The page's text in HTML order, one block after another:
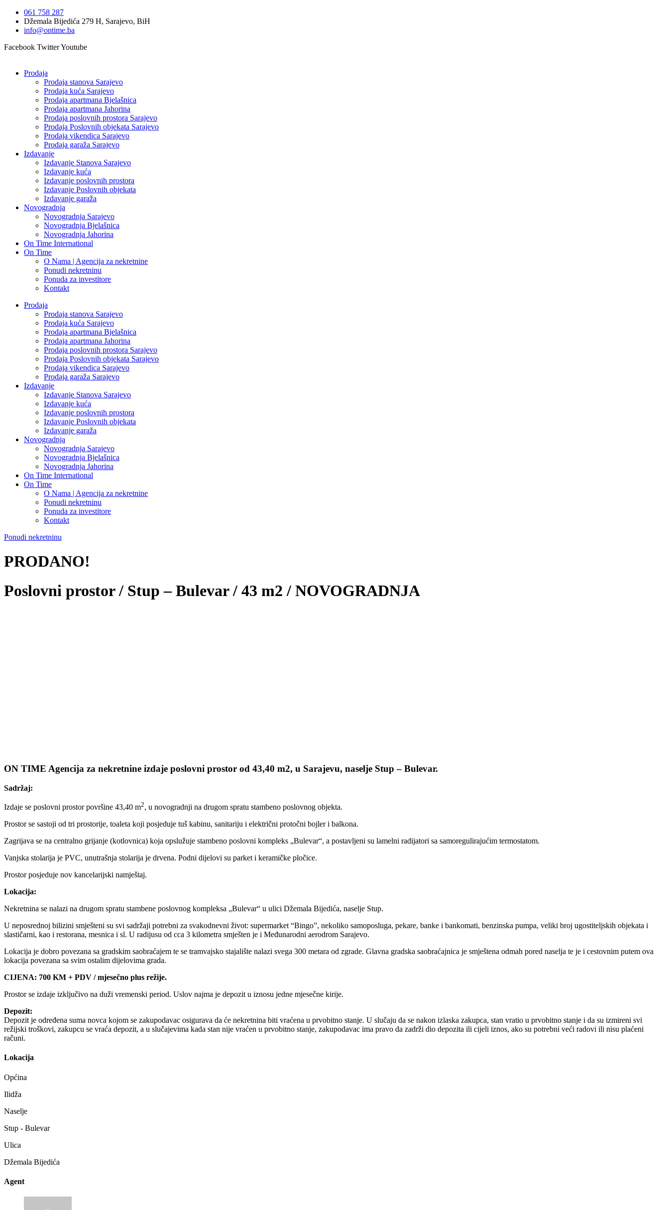
sadržaj
061 758 287
Džemala Bijedića 279 H, Sarajevo, BiH
info@ontime.ba
Facebook TwitterYoutube
Prodaja
Prodaja stanova Sarajevo
Prodaja kuća Sarajevo
Prodaja apartmana Bjelašnica
Prodaja apartmana Jahorina
Prodaja poslovnih prostora Sarajevo
Prodaja Poslovnih objekata Sarajevo
Prodaja vikendica Sarajevo
Prodaja garaža Sarajevo
Izdavanje
Izdavanje Stanova Sarajevo
Izdavanje kuća
Izdavanje poslovnih prostora
Izdavanje Poslovnih objekata
Izdavanje garaža
Novogradnja
Novogradnja Sarajevo
Novogradnja Bjelašnica
Novogradnja Jahorina
On Time International
On Time
O Nama | Agencija za nekretnine
Ponudi nekretninu
Ponuda za investitore
Kontakt
Prodaja
Prodaja stanova Sarajevo
Prodaja kuća Sarajevo
Prodaja apartmana Bjelašnica
Prodaja apartmana Jahorina
Prodaja poslovnih prostora Sarajevo
Prodaja Poslovnih objekata Sarajevo
Prodaja vikendica Sarajevo
Prodaja garaža Sarajevo
Izdavanje
Izdavanje Stanova Sarajevo
Izdavanje kuća
Izdavanje poslovnih prostora
Izdavanje Poslovnih objekata
Izdavanje garaža
Novogradnja
Novogradnja Sarajevo
Novogradnja Bjelašnica
Novogradnja Jahorina
On Time International
On Time
O Nama | Agencija za nekretnine
Ponudi nekretninu
Ponuda za investitore
Kontakt
Ponudi nekretninu
PRODANO!
Poslovni prostor / Stup – Bulevar / 43 m2 / NOVOGRADNJA
ON TIME Agencija za nekretnine izdaje poslovni prostor od 43,40 m2, u Sarajevu, naselje Stup – Bulevar.
Sadržaj:
Izdaje se poslovni prostor površine 43,40 m2, u novogradnji na drugom spratu stambeno poslovnog objekta.
Prostor se sastoji od tri prostorije, toaleta koji posjeduje tuš kabinu, sanitariju i električni protočni bojler i balkona.
Zagrijava se na centralno grijanje (kotlovnica) koja opslužuje stambeno poslovni kompleks „Bulevar“, a postavljeni su lamelni radijatori sa samoregulirajućim termostatom.
Vanjska stolarija je PVC, unutrašnja stolarija je drvena. Podni dijelovi su parket i keramičke pločice.
Prostor posjeduje nov kancelarijski namještaj.
Lokacija:
Nekretnina se nalazi na drugom spratu stambene poslovnog kompleksa „Bulevar“ u ulici Džemala Bijedića, naselje Stup.
U neposrednoj bilizini smješteni su svi sadržaji potrebni za svakodnevni život: supermarket “Bingo”, nekoliko samoposluga, pekare, banke i bankomati, benzinska pumpa, veliki broj ugostiteljskih objekata i
slastičarni, kao i restorana, mesnica i sl. U radijusu od cca 3 kilometra smješten je i Međunarodni aerodrom Sarajevo.
Lokacija je dobro povezana sa gradskim saobraćajem te se tramvajsko stajalište nalazi svega 300 metara od zgrade. Glavna gradska saobraćajnica je smještena odmah pored naselja te je i cestovnim putem ova
lokacija povezana sa svim ostalim dijelovima grada.
CIJENA: 700 KM + PDV / mjesečno plus režije.
Prostor se izdaje izključivo na duži vremenski period. Uslov najma je depozit u iznosu jedne mjesečne kirije.
Depozit:
Depozit je određena suma novca kojom se zakupodavac osigurava da će nekretnina biti vraćena u prvobitno stanje. U slučaju da se nakon izlaska zakupca, stan vratio u prvobitno stanje i da su izmireni svi
režijski troškovi, zakupcu se vraća depozit, a u slučajevima kada stan nije vraćen u prvobitno stanje, zakupodavac ima pravo da zadrži dio depozita ili cijeli iznos, ako su potrebni veći radovi ili nisu plaćeni
računi.
Lokacija
Općina
Ilidža
Naselje
Stup - Bulevar
Ulica
Džemala Bijedića
Agent